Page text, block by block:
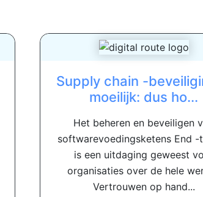
Supply chain -
moeilijk: dus ho...
Het beheren en beveiligen
softwarevoedingsketens End -
is een uitdaging geweest
organisaties over de hele
Vertrouwen op hand...